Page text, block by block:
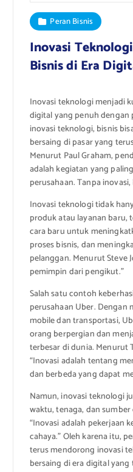
Peran Bisnis
Inovasi
Bisnis di Era
Inovasi teknologi menjadi
digital yang penuh dengan
inovasi teknologi, bisnis
bersaing di pasar yang
Menurut Paul Graham,
adalah kegiatan yang
perusahaan. Tanpa
Inovasi teknologi tidak
produk atau layanan baru,
cara baru untuk
proses bisnis, dan
pelanggan. Menurut Steve
pemimpin dari pengikut.”
Salah satu contoh
perusahaan Uber.
mobile dan transportasi,
orang berpergian dan
terbesar di dunia. Menurut
“Inovasi adalah tentang
dan berbeda yang dapat
Namun, inovasi teknologi
waktu, tenaga, dan
“Inovasi adalah pekerjaan
cahaya.” Oleh karena itu,
terus mendorong inovasi
bersaing di era digital